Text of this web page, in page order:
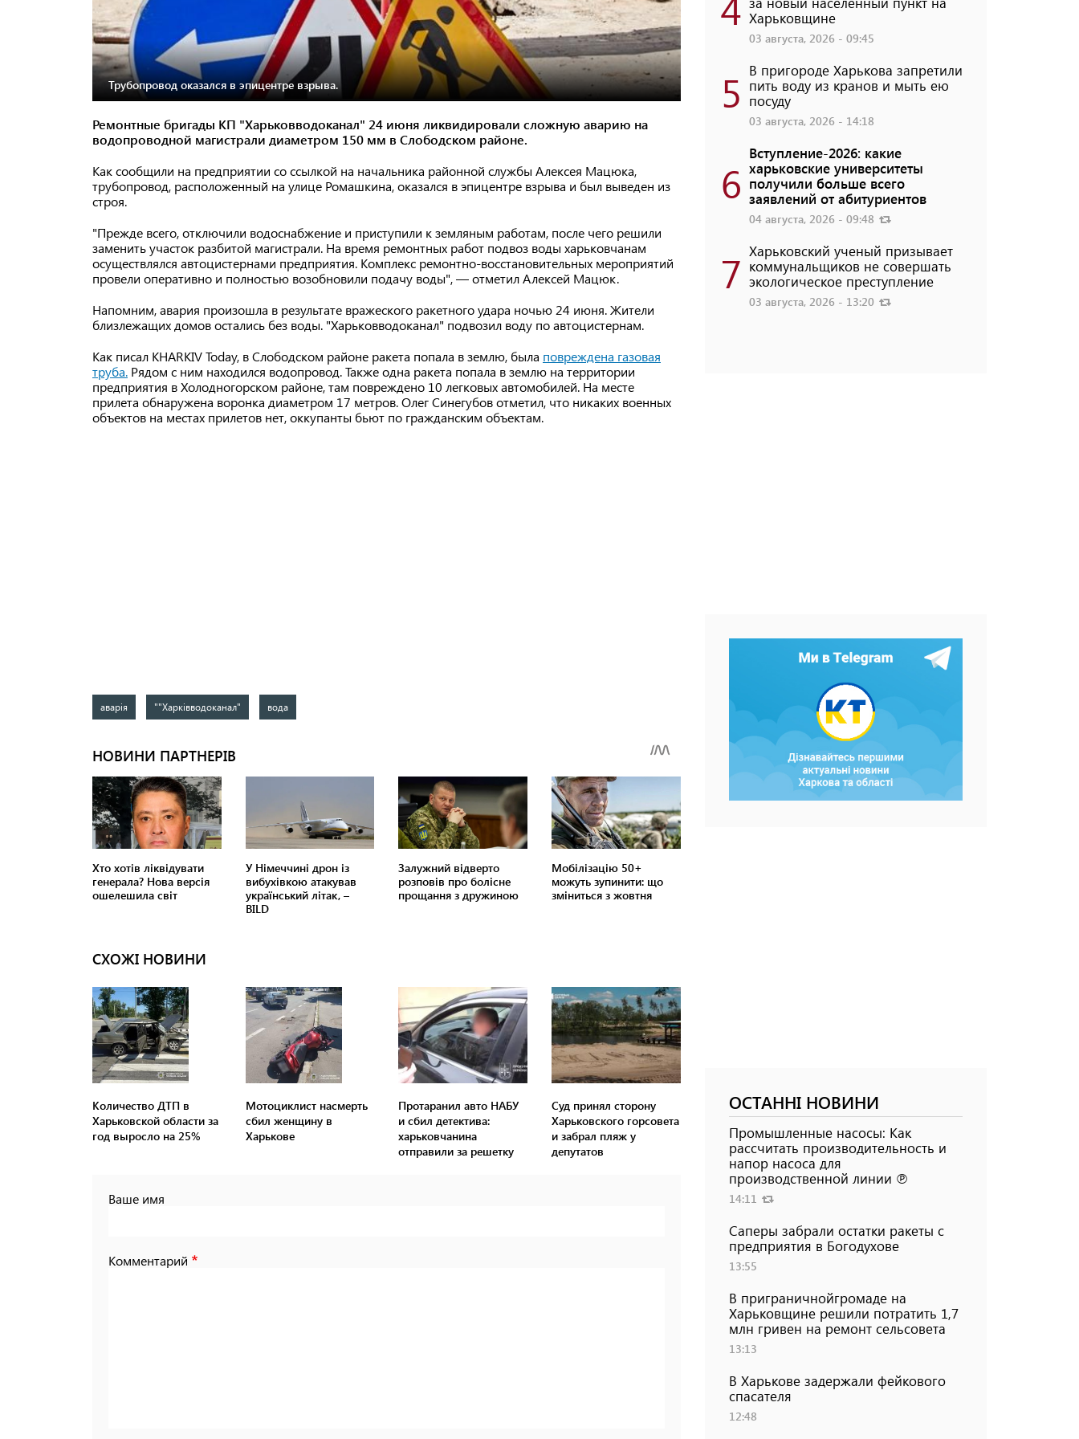
Трубопровод оказался в эпицентре взрыва.
Ремонтные бригады КП "Харьковводоканал" 24 июня ликвидировали сложную аварию на
водопроводной магистрали диаметром 150 мм в Слободском районе.
Как сообщили на предприятии со ссылкой на начальника районной службы Алексея Мацюка,
трубопровод, расположенный на улице Ромашкина, оказался в эпицентре взрыва и был выведен из
строя.
"Прежде всего, отключили водоснабжение и приступили к земляным работам, после чего решили
заменить участок разбитой магистрали. На время ремонтных работ подвоз воды харьковчанам
осуществлялся автоцистернами предприятия. Комплекс ремонтно-восстановительных мероприятий
провели оперативно и полностью возобновили подачу воды", — отметил Алексей Мацюк.
Напомним, авария произошла в результате вражеского ракетного удара ночью 24 июня. Жители
близлежащих домов остались без воды. "Харьковводоканал" подвозил воду по автоцистернам.
Как писал KHARKIV Today, в Слободском районе ракета попала в землю, была повреждена газовая
труба. Рядом с ним находился водопровод. Также одна ракета попала в землю на территории
предприятия в Холодногорском районе, там повреждено 10 легковых автомобилей. На месте
прилета обнаружена воронка диаметром 17 метров. Олег Синегубов отметил, что никаких военных
объектов на местах прилетов нет, оккупанты бьют по гражданским объектам.
аварія ""Харківводоканал" вода
СХОЖІ НОВИНИ
Количество ДТП в
Харьковской области за
год выросло на 25%
Мотоциклист насмерть
сбил женщину в
Харькове
Протаранил авто НАБУ
и сбил детектива:
харьковчанина
отправили за решетку
Суд принял сторону
Харьковского горсовета
и забрал пляж у
депутатов
Ваше имя
Комментарий
Харьковщине
03 августа, 2026 - 09:45
5 В пригороде Харькова запретили
пить воду из кранов и мыть ею
посуду
03 августа, 2026 - 14:18
6
Вступление-2026: какие
харьковские университеты
получили больше всего
заявлений от абитуриентов
04 августа, 2026 - 09:48
7 Харьковский ученый призывает
коммунальщиков не совершать
экологическое преступление
03 августа, 2026 - 13:20
ОСТАННІ НОВИНИ
Промышленные насосы: Как
рассчитать производительность и
напор насоса для
производственной линии ℗
14:11
Саперы забрали остатки ракеты с
предприятия в Богодухове
13:55
В приграничнойгромаде на
Харьковщине решили потратить 1,7
млн ​​гривен на ремонт сельсовета
13:13
В Харькове задержали фейкового
спасателя
12:48